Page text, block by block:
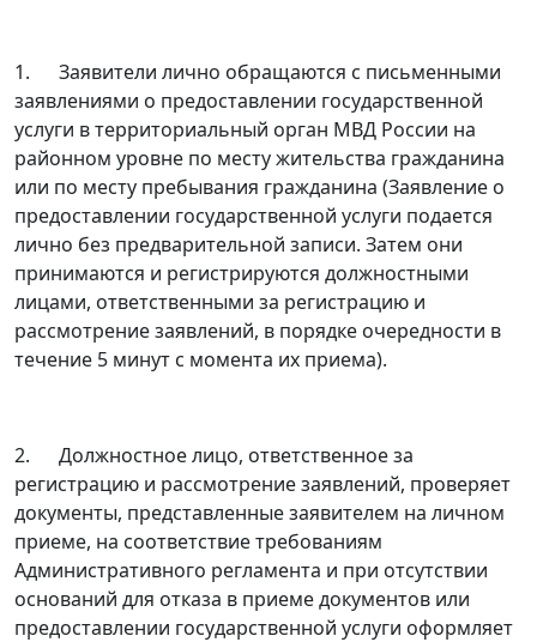
1. Заявители лично обращаются с письменными
заявлениями о предоставлении государственной
услуги в территориальный орган МВД России на
районном уровне по месту жительства гражданина
или по месту пребывания гражданина (Заявление о
предоставлении государственной услуги подается
лично без предварительной записи. Затем они
принимаются и регистрируются должностными
лицами, ответственными за регистрацию и
рассмотрение заявлений, в порядке очередности в
течение 5 минут с момента их приема).
2. Должностное лицо, ответственное за
регистрацию и рассмотрение заявлений, проверяет
документы, представленные заявителем на личном
приеме, на соответствие требованиям
Административного регламента и при отсутствии
оснований для отказа в приеме документов или
предоставлении государственной услуги оформляет